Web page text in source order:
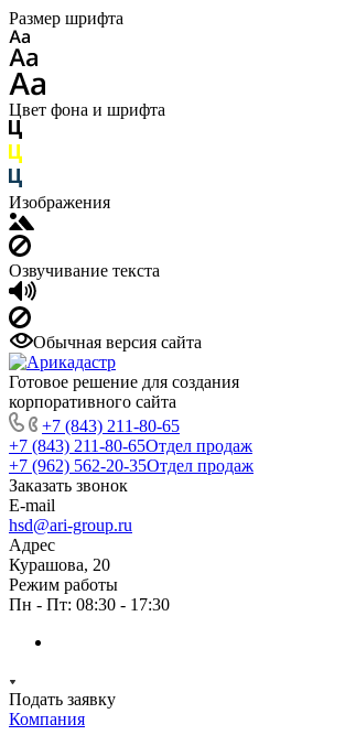
Размер шрифта
Цвет фона и шрифта
Изображения
Озвучивание текста
Обычная версия сайта
Готовое решение для создания
корпоративного сайта
+7 (843) 211-80-65
+7 (843) 211-80-65Отдел продаж
+7 (962) 562-20-35Отдел продаж
Заказать звонок
E-mail
hsd@ari-group.ru
Адрес
Курашова, 20
Режим работы
Пн - Пт: 08:30 - 17:30
Подать заявку
Компания